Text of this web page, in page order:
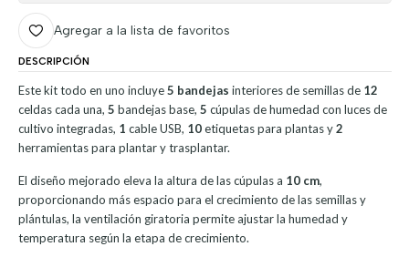
Agregar a la lista de favoritos
DESCRIPCIÓN
Este kit todo en uno incluye5 bandejas interiores de semillas de 12
celdas cada una, 5 bandejas base, 5 cúpulas de humedad con luces de
cultivo integradas, 1 cable USB, 10etiquetas para plantas y2
herramientas para plantar y trasplantar.
El diseño mejorado eleva la altura de las cúpulas a 10 cm,
proporcionando más espacio para el crecimiento de las semillas y
plántulas, la ventilación giratoria permite ajustar la humedad y
temperatura según la etapa de crecimiento.